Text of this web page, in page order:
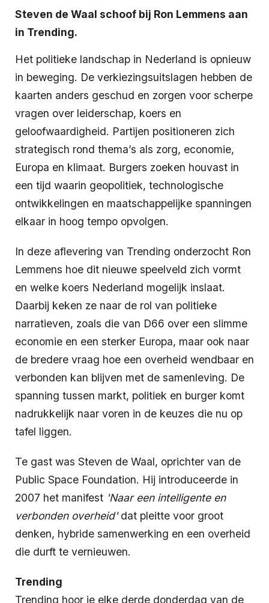
Steven de Waal schoof bij Ron Lemmens aan
in Trending.
Het politieke landschap in Nederland is opnieuw
in beweging. De verkiezingsuitslagen hebben de
kaarten anders geschud en zorgen voor scherpe
vragen over leiderschap, koers en
geloofwaardigheid. Partijen positioneren zich
strategisch rond thema’s als zorg, economie,
Europa en klimaat. Burgers zoeken houvast in
een tijd waarin geopolitiek, technologische
ontwikkelingen en maatschappelijke spanningen
elkaar in hoog tempo opvolgen.
In deze aflevering van Trending onderzocht Ron
Lemmens hoe dit nieuwe speelveld zich vormt
en welke koers Nederland mogelijk inslaat.
Daarbij keken ze naar de rol van politieke
narratieven, zoals die van D66 over een slimme
economie en een sterker Europa, maar ook naar
de bredere vraag hoe een overheid wendbaar en
verbonden kan blijven met de samenleving. De
spanning tussen markt, politiek en burger komt
nadrukkelijk naar voren in de keuzes die nu op
tafel liggen.
Te gast was Steven de Waal, oprichter van de
Public Space Foundation. Hij introduceerde in
2007 het manifest 'Naar een intelligente en
verbonden overheid'dat pleitte voor groot
denken, hybride samenwerking en een overheid
die durft te vernieuwen.
Trending
Trending hoor je elke derde donderdag van de